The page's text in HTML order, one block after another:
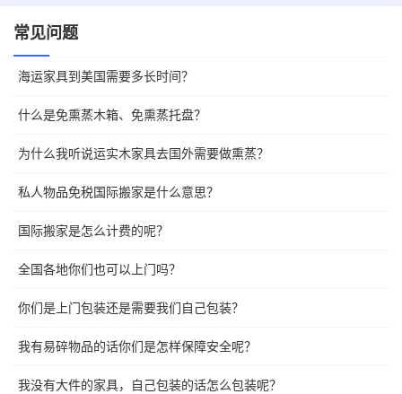
常见问题
海运家具到美国需要多长时间？
什么是免熏蒸木箱、免熏蒸托盘？
为什么我听说运实木家具去国外需要做熏蒸？
私人物品免税国际搬家是什么意思？
国际搬家是怎么计费的呢？
全国各地你们也可以上门吗？
你们是上门包装还是需要我们自己包装？
我有易碎物品的话你们是怎样保障安全呢？
我没有大件的家具，自己包装的话怎么包装呢？